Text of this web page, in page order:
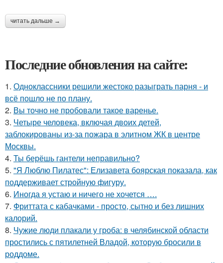
читать дальше →
Последние обновления на сайте:
1. Одноклассники решили жестоко разыграть парня - и
всё пошло не по плану.
2. Вы точно не пробовали такое варенье.
3. Четыре человека, включая двоих детей,
заблокированы из-за пожара в элитном ЖК в центре
Москвы.
4. Ты берёшь гантели неправильно?
5. "Я Люблю Пилатес": Елизавета боярская показала, как
поддерживает стройную фигуру.
6. Иногда я устаю и ничего не хочется ….
7. Фриттата с кабачками - просто, сытно и без лишних
калорий.
8. Чужие люди плакали у гроба: в челябинской области
простились с пятилетней Владой, которую бросили в
роддоме.